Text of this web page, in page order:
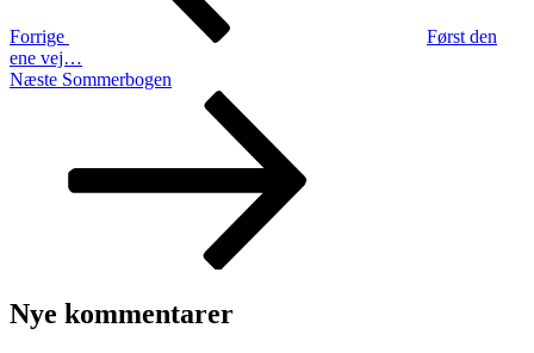
Forrige
Først den
ene vej…
Næste
Næste Sommerbogen
Nye kommentarer